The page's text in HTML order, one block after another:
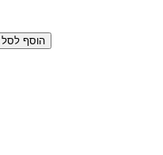
הוסף לסל